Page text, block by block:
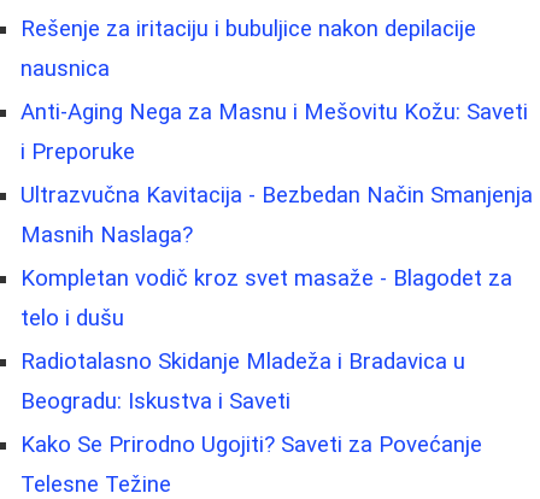
Rešenje za iritaciju i bubuljice nakon depilacije
nausnica
Anti-Aging Nega za Masnu i Mešovitu Kožu: Saveti
i Preporuke
Ultrazvučna Kavitacija - Bezbedan Način Smanjenja
Masnih Naslaga?
Kompletan vodič kroz svet masaže - Blagodet za
telo i dušu
Radiotalasno Skidanje Mladeža i Bradavica u
Beogradu: Iskustva i Saveti
Kako Se Prirodno Ugojiti? Saveti za Povećanje
Telesne Težine